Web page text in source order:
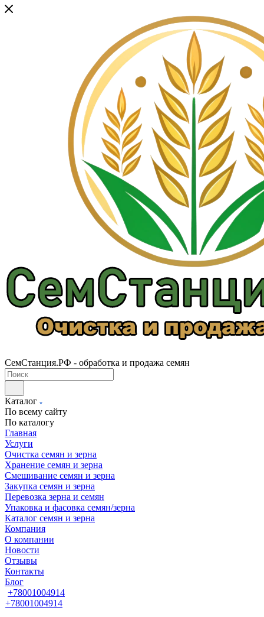
СемСтанция.РФ - обработка и продажа семян
Каталог
По всему сайту
По каталогу
Главная
Услуги
Очистка семян и зерна
Хранение семян и зерна
Смешивание семян и зерна
Закупка семян и зерна
Перевозка зерна и семян
Упаковка и фасовка семян/зерна
Каталог семян и зерна
Компания
О компании
Новости
Отзывы
Контакты
Блог
+78001004914
+78001004914